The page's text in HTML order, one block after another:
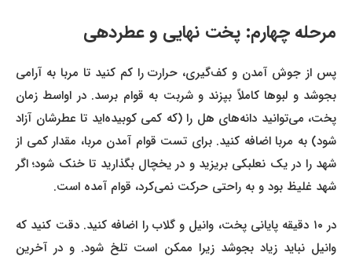
مرحله چهارم: پخت نهایی و عطردهی
پس از جوش آمدن و کف‌گیری، حرارت را کم کنید تا مربا به آرامی
بجوشد و لبوها کاملاً بپزند و شربت به قوام برسد. در اواسط زمان
پخت، می‌توانید دانه‌های هل را (که کمی کوبیده‌اید تا عطرشان آزاد
شود) به مربا اضافه کنید. برای تست قوام آمدن مربا، مقدار کمی از
شهد را در یک نعلبکی بریزید و در یخچال بگذارید تا خنک شود؛ اگر
شهد غلیظ بود و به راحتی حرکت نمی‌کرد، قوام آمده است.
در ۱۰ دقیقه پایانی پخت، وانیل و گلاب را اضافه کنید. دقت کنید که
وانیل نباید زیاد بجوشد زیرا ممکن است تلخ شود. و در آخرین